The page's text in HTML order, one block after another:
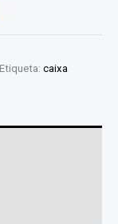
Etiqueta: caixa